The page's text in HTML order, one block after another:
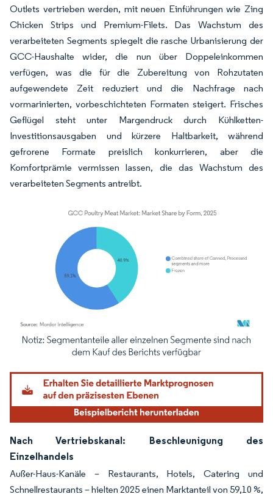
Outlets vertrieben werden, mit neuen Einführungen wie Zing
Chicken Strips und Premium-Filets. Das Wachstum des
verarbeiteten Segments spiegelt die rasche Urbanisierung der
GCC-Haushalte wider, die nun über Doppeleinkommen
verfügen, was die für die Zubereitung von Rohzutaten
aufgewendete Zeit reduziert und die Nachfrage nach
vormarinierten, vorbeschichteten Formaten steigert. Frisches
Geflügel steht unter Margendruck durch Kühlketten-
Investitionsausgaben und kürzere Haltbarkeit, während
gefrorene Formate preislich konkurrieren, aber die
Komfortprämie vermissen lassen, die das Wachstum des
verarbeiteten Segments antreibt.
Bild © Mordor Intelligence. Wiederverwendung erfordert Namensnennung
Nach Vertriebskanal: Beschleunigung des
Einzelhandels
Außer-Haus-Kanäle – Restaurants, Hotels, Catering und
Schnellrestaurants – hielten 2025 einen Marktanteil von 59,10 %,